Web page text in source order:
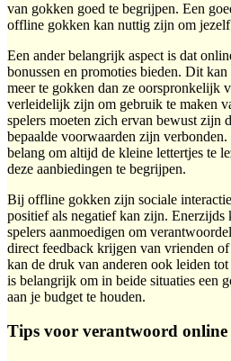
van gokken goed te begrijpen. Een
offline gokken kan nuttig zijn om jezelf
Een ander belangrijk aspect is dat
bonussen en promoties bieden. Dit
meer te gokken dan ze oorspronkelijk
verleidelijk zijn om gebruik te maken
spelers moeten zich ervan bewust zijn
bepaalde voorwaarden zijn
belang om altijd de kleine lettertjes te
deze aanbiedingen te begrijpen.
Bij offline gokken zijn sociale
positief als negatief kan zijn. Enerzijds
spelers aanmoedigen om
direct feedback krijgen van vrienden
kan de druk van anderen ook leiden
is belangrijk om in beide situaties een
aan je budget te houden.
Tips voor verantwoord